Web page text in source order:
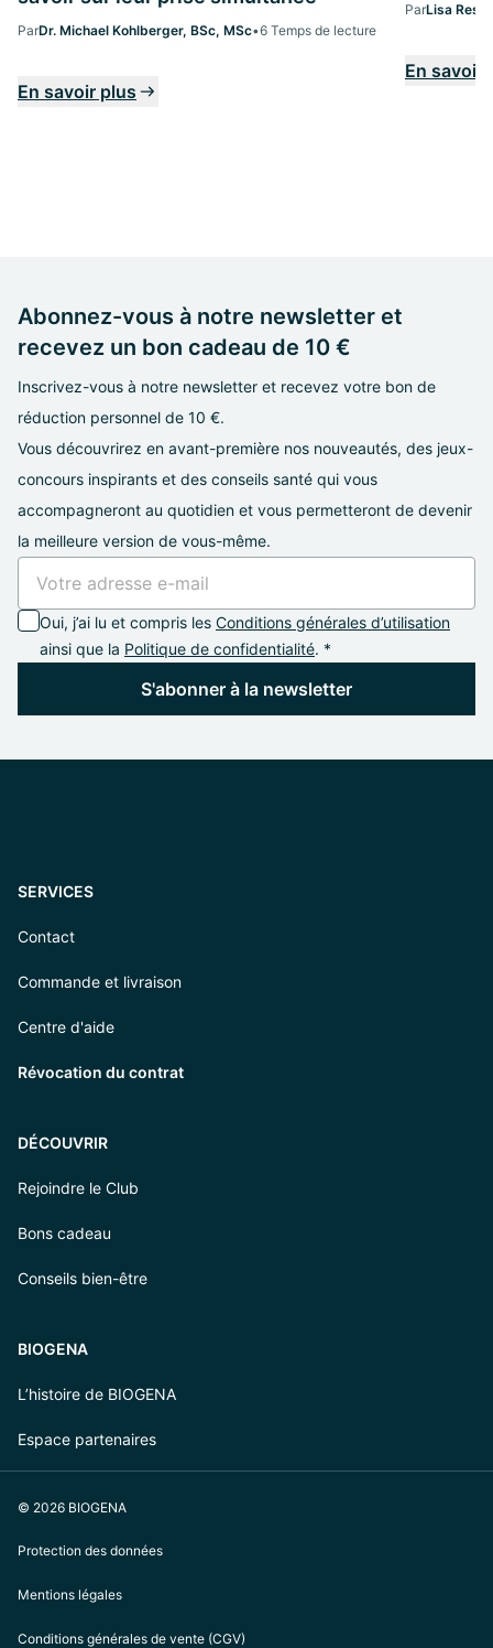
ParDr. Michael Kohlberger, BSc, MSc•6 Temps de lecture
En savoir plus
ParLisa
En savoir
Abonnez-vous à notre newsletter et
recevez un bon cadeau de 10 €
Inscrivez-vous à notre newsletter et recevez votre bon de
réduction personnel de 10 €.
Vous découvrirez en avant-première nos nouveautés, des jeux-
concours inspirants et des conseils santé qui vous
accompagneront au quotidien et vous permetteront de devenir
la meilleure version de vous-même.
Oui, j’ai lu et compris les Conditions générales d’utilisation
ainsi que la Politique de confidentialité. *
S'abonner à la newsletter
SERVICES
Contact
Commande et livraison
Centre d'aide
Révocation du contrat
DÉCOUVRIR
Rejoindre le Club
Bons cadeau
Conseils bien-être
BIOGENA
L’histoire de BIOGENA
Espace partenaires
© 2026 BIOGENA
Protection des données
Mentions légales
Conditions générales de vente (CGV)